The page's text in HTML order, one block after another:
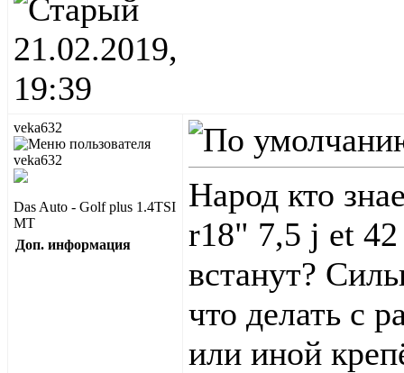
21.02.2019,
19:39
veka632
Das Auto - Golf plus 1.4TSI
MT
Доп. информация
Народ кто
r18" 7,5 j et 42
встанут?
что делать с
или иной